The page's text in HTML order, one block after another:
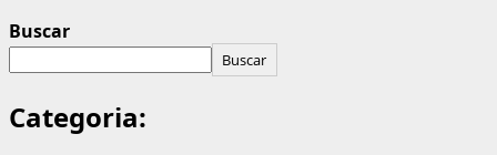
Buscar
Buscar
Categoria: